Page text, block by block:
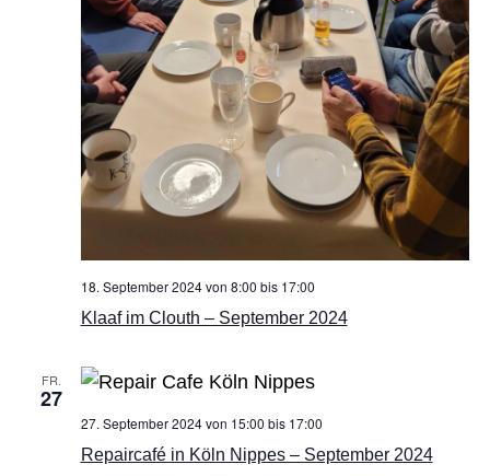
Klaaf im Clouth – September 2024
18. September 2024 von 8:00 bis 17:00
FR.
27
Repaircafé in Köln Nippes – September 2024
27. September 2024 von 15:00 bis 17:00